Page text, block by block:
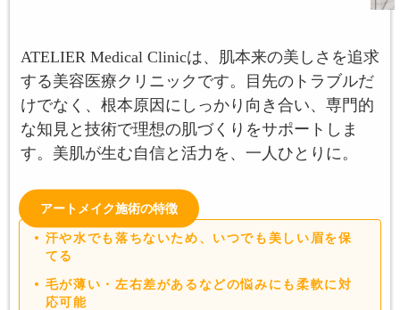
ATELIER Medical Clinicは、肌本来の美しさを追求
する美容医療クリニックです。目先のトラブルだ
けでなく、根本原因にしっかり向き合い、専門的
な知見と技術で理想の肌づくりをサポートしま
す。美肌が生む自信と活力を、一人ひとりに。
アートメイク施術の特徴
汗や水でも落ちないため、いつでも美しい眉を保
てる
毛が薄い・左右差があるなどの悩みにも柔軟に対
応可能